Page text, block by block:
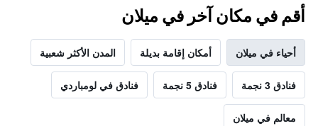
أقم في مكان آخر في ميلان
أحياء في ميلان أمكان إقامة بديلة المدن الأكثر شعبية
فنادق 3 نجمة فنادق 5 نجمة فنادق في لومباردي
معالم في ميلان